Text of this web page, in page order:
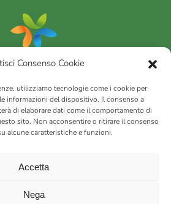
Consenso Cookie
utilizziamo tecnologie come i cookie per
informazioni del dispositivo. Il consenso a
di elaborare dati come il comportamento di
sito. Non acconsentire o ritirare il consenso
alcune caratteristiche e funzioni.
Accetta
Nega
Portfolio
AGRICOMs.r.l.
Case Nuove di Masiano (PT) | codice
Economico Amministrativo C.C.I.A.A. di
Privacy policy